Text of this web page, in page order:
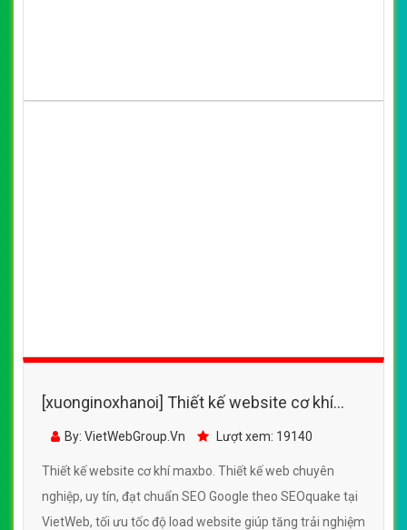
[xuonginoxhanoi] Thiết kế website cơ khí
maxbo đẹp, chuyên nghiệp chuẩn SEO
By: VietWebGroup.Vn Lượt xem: 19140
Thiết kế website cơ khí maxbo. Thiết kế web chuyên
nghiệp, uy tín, đạt chuẩn SEO Google theo SEOquake tại
VietWeb, tối ưu tốc độ load website giúp tăng trải nghiệm